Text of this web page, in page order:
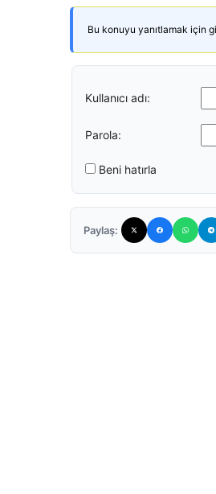
Bu konuyu yanıtlamak için
Kullanıcı adı:
Parola:
Beni hatırla
Paylaş: